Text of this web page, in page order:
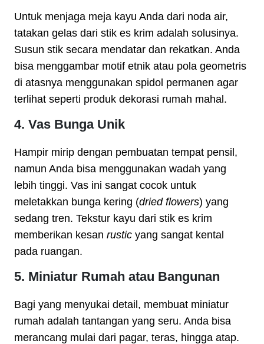
Untuk menjaga meja kayu Anda dari noda air,
tatakan gelas dari stik es krim adalah solusinya.
Susun stik secara mendatar dan rekatkan. Anda
bisa menggambar motif etnik atau pola geometris
di atasnya menggunakan spidol permanen agar
terlihat seperti produk dekorasi rumah mahal.
4. Vas Bunga Unik
Hampir mirip dengan pembuatan tempat pensil,
namun Anda bisa menggunakan wadah yang
lebih tinggi. Vas ini sangat cocok untuk
meletakkan bunga kering (dried flowers) yang
sedang tren. Tekstur kayu dari stik es krim
memberikan kesan rustic yang sangat kental
pada ruangan.
5. Miniatur Rumah atau Bangunan
Bagi yang menyukai detail, membuat miniatur
rumah adalah tantangan yang seru. Anda bisa
merancang mulai dari pagar, teras, hingga atap.